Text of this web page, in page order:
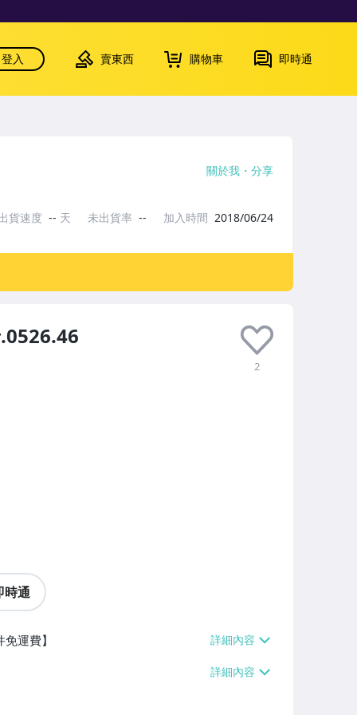
登入 賣東西 購物車 即時通
2
時通
運費】
關於我 分享
貨速度 -- 天 未出貨率 -- 加入時間 2018/06/24